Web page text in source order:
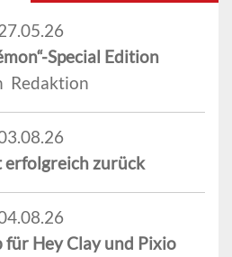
Special Edition
Redaktion
erfolgreich zurück
Hey Clay und Pixio